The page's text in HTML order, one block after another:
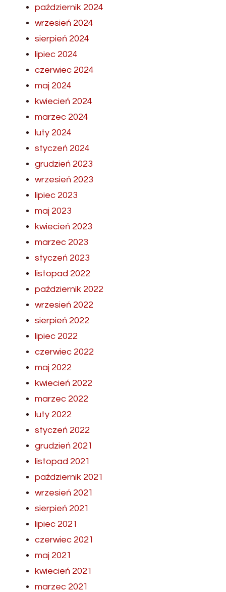
październik 2024
wrzesień 2024
sierpień 2024
lipiec 2024
czerwiec 2024
maj 2024
kwiecień 2024
marzec 2024
luty 2024
styczeń 2024
grudzień 2023
wrzesień 2023
lipiec 2023
maj 2023
kwiecień 2023
marzec 2023
styczeń 2023
listopad 2022
październik 2022
wrzesień 2022
sierpień 2022
lipiec 2022
czerwiec 2022
maj 2022
kwiecień 2022
marzec 2022
luty 2022
styczeń 2022
grudzień 2021
listopad 2021
październik 2021
wrzesień 2021
sierpień 2021
lipiec 2021
czerwiec 2021
maj 2021
kwiecień 2021
marzec 2021